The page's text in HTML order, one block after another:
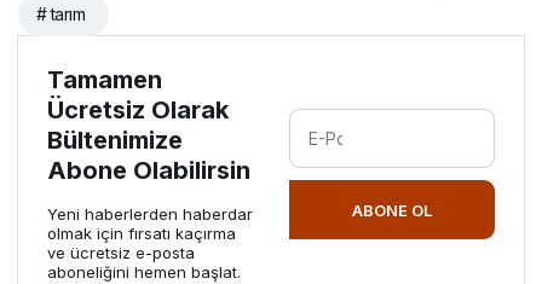
# tarım
Tamamen
Ücretsiz Olarak
Bültenimize
Abone Olabilirsin
Yeni haberlerden haberdar
olmak için fırsatı kaçırma
ve ücretsiz e-posta
aboneliğini hemen başlat.
ABONE OL